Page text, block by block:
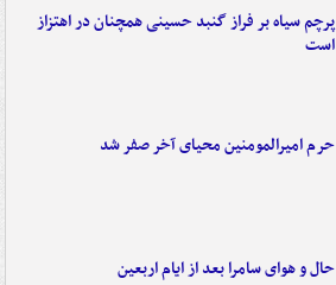
پرچم سیاه بر فراز گنبد حسینی همچنان در اهتزاز
است
حرم امیرالمومنین محیای آخر صفر شد
حال و هوای سامرا بعد از ایام اربعین